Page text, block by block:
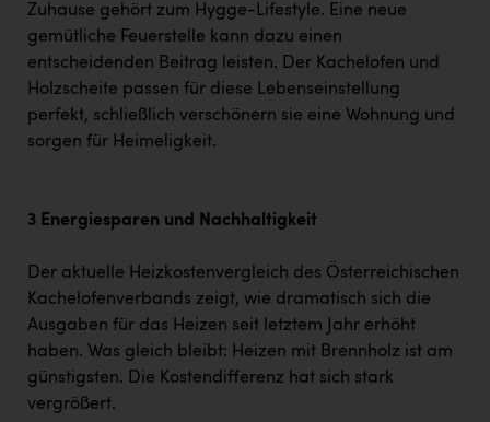
Zuhause gehört zum Hygge-Lifestyle. Eine neue
gemütliche Feuerstelle kann dazu einen
entscheidenden Beitrag leisten. Der Kachelofen und
Holzscheite passen für diese Lebenseinstellung
perfekt, schließlich verschönern sie eine Wohnung und
sorgen für Heimeligkeit.
3 Energiesparen und Nachhaltigkeit
Der aktuelle Heizkostenvergleich des Österreichischen
Kachelofenverbands zeigt, wie dramatisch sich die
Ausgaben für das Heizen seit letztem Jahr erhöht
haben. Was gleich bleibt: Heizen mit Brennholz ist am
günstigsten. Die Kostendifferenz hat sich stark
vergrößert.